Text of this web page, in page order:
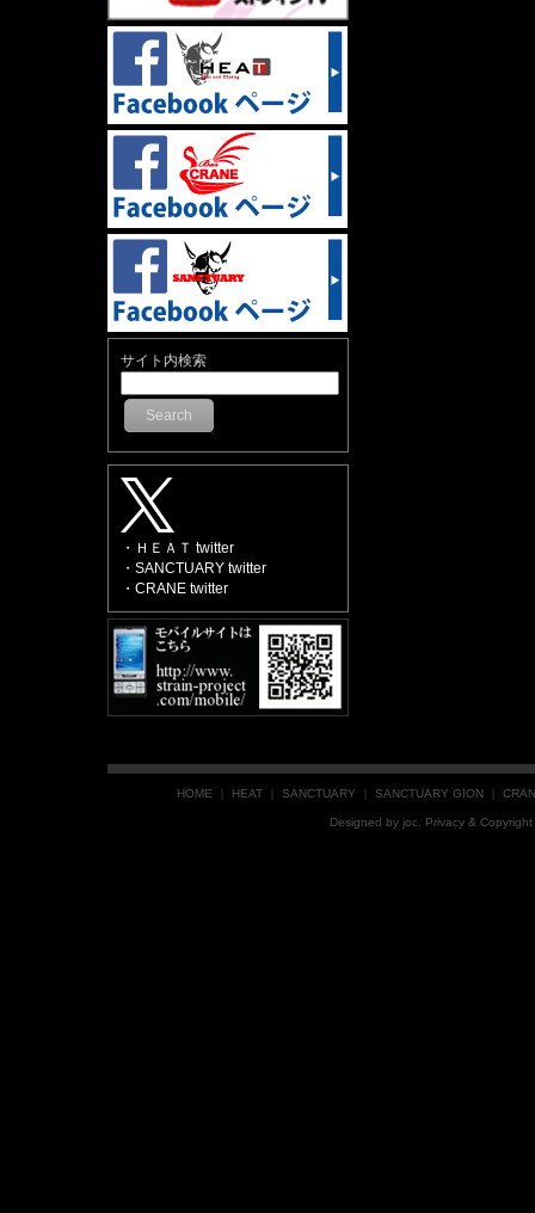
サイト内検索
Search
・ＨＥＡＴ twitter
・SANCTUARY twitter
・CRANE twitter
HOME HEAT SANCTUARY SANCTUARY GION
Designed by joc . Privacy &